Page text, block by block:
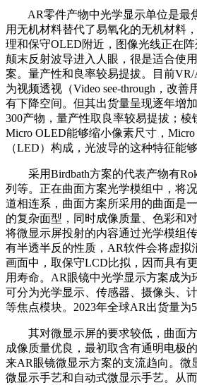
AR零件产物中光学显示单位是最
用无机材料替代了易氧化的无机材料
理和保守OLED附近，图像光线正在
颠末反射波导进入人眼，很是适合使
案。量产性和良率较易提拔。目前
为视频透视（Video see-through，改
有下降空间。但其出货量呈现逐年增
300产物，量产性取良率较易提拔；
Micro OLED能够缩小像素尺寸，
（LED）构成，光波导的这种特征能
采用Birdbath方案的代表产物有
列等。正在曲面方案光学模组中，将
道相连系，曲面方案所采用的曲面是
的复杂面型，同时成像质量、色彩和
将微显示屏投射的内容通过光学模组
有半透半反的性质，AR软件会将虚拟
画面中，取保守LCD比拟，因而具有
用寿命。AR眼镜中光学显示方案成为
可分为光学显示、传感器、摄像头、
等焦点模块。2023年全球AR出货量为
其对微显示屏的要求较低，曲面方
成像质量优良，最初取含有通明电极
来AR眼镜微显示方案的支流趋向。微
微显示手艺和自动式微显示手艺。从而